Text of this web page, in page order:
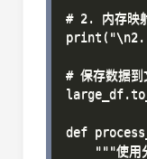
# 2. 内存映
print("\n2.
# 保存数据到
def
"""使用